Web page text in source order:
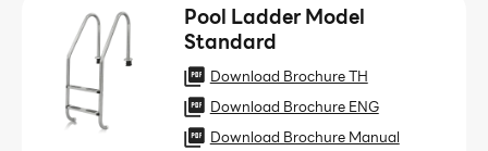
Pool Ladder Model
Standard
Download Brochure TH
Download Brochure ENG
Download Brochure Manual